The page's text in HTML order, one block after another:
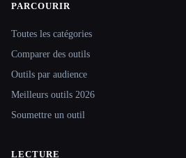
Site navigation
PARCOURIR
Toutes les catégories
Comparer des outils
Outils par audience
Meilleurs outils 2026
Soumettre un outil
LECTURE